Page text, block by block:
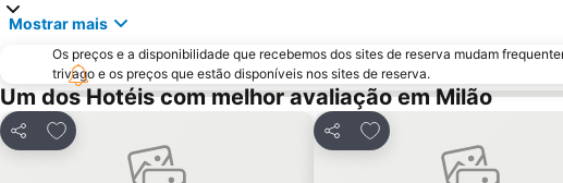
Mostrar mais
Os preços e a disponibilidade que recebemos dos sites de reserva mudam
trivago e os preços que estão disponíveis nos sites de reserva.
Um dos Hotéis com melhor avaliação em Milão
Partilhar
Adicionar aos favoritos
Partilhar
Adicionar aos favoritos